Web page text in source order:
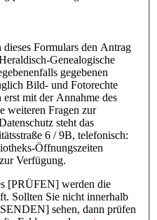
Formulars den Antrag
Genealogische
gegebenen
Bild- und Fotorechte
mit der Annahme des
weiteren Fragen zur
steht das
6 / 9B, telefonisch:
Öffnungszeiten
Verfügung.
[PRÜFEN] werden die
Sollten Sie nicht innerhalb
sehen, dann prüfen